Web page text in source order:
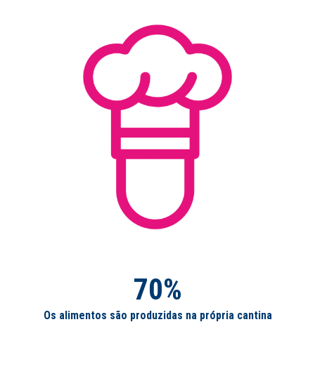
70%
Os alimentos são produzidas na própria cantina